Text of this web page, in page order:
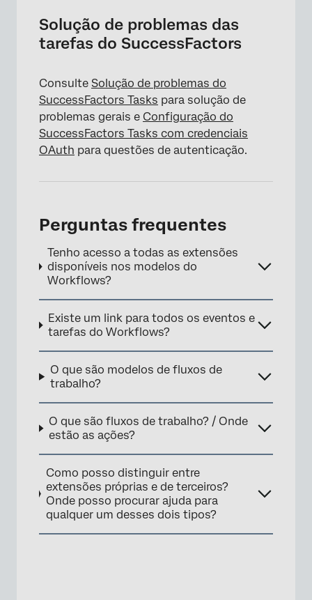
Solução de problemas das
tarefas do SuccessFactors
Consulte Solução de problemas do
SuccessFactors Tasks para solução de
problemas gerais e Configuração do
SuccessFactors Tasks com credenciais
OAuth para questões de autenticação.
Perguntas frequentes
Tenho acesso a todas as extensões
disponíveis nos modelos do
Workflows?
Existe um link para todos os eventos e
tarefas do Workflows?
O que são modelos de fluxos de
trabalho?
O que são fluxos de trabalho? / Onde
estão as ações?
Como posso distinguir entre
extensões próprias e de terceiros?
Onde posso procurar ajuda para
qualquer um desses dois tipos?